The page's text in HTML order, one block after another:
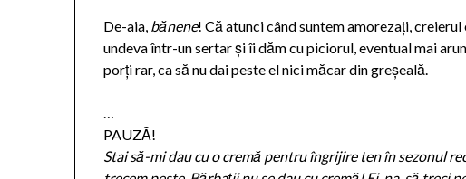
De-aia, bănene! Că atunci când suntem amorezați,
undeva într-un sertar și îi dăm cu piciorul, eventual mai
porți rar, ca să nu dai peste el nici măcar din greșeală.
…
PAUZĂ!
Stai să-mi dau cu o cremă pentru îngrijire ten în sezonul